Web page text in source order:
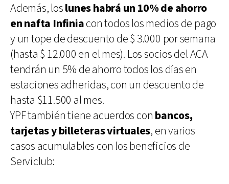
Además, loslunes habrá un 10% de ahorro
en nafta Infiniacon todos los medios de pago
y un tope de descuento de $ 3.000 por semana
(hasta $ 12.000 en el mes). Los socios del ACA
tendrán un 5% de ahorro todos los días en
estaciones adheridas, con un descuento de
hasta $11.500 al mes.
YPF también tiene acuerdos con bancos,
tarjetas y billeteras virtuales, en varios
casos acumulables con los beneficios de
Serviclub: